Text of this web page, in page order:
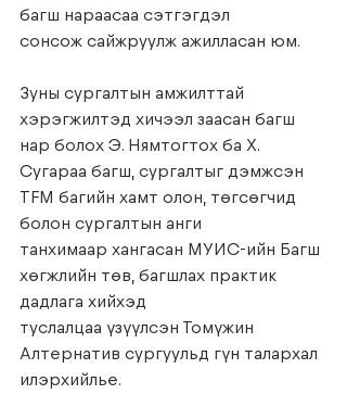
багш нараасаа сэтгэгдэл
сонсож сайжруулж ажилласан юм.
Зуны сургалтын амжилттай
хэрэгжилтэд хичээл заасан багш
нар болох Э. Нямтогтох ба Х.
Сугараа багш, сургалтыг дэмжсэн
TFM багийн хамт олон, төгсөгчид
болон сургалтын анги
танхимаар хангасан МУИС-ийн Багш
хөгжлийн төв, багшлах практик
дадлага хийхэд
туслалцаа үзүүлсэн Томүжин
Алтернатив сургуульд гүн талархал
илэрхийлье.